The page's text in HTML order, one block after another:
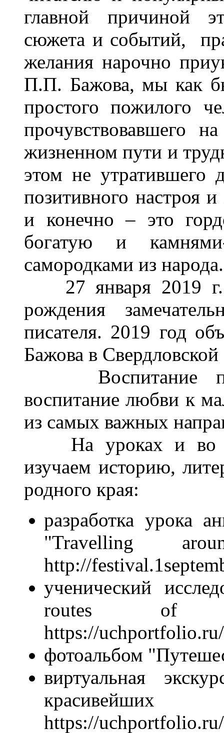
главной причиной
сюжета и событий,
желания нарочно
П.П. Бажова, мы как
простого пожилого
прочувствовавшего
жизненном пути и
этом не утратившего
позитивного настроя
и конечно – это
богатую и
самородками из народа.
27 января 2019 г.
рождения
писателя. 2019 год
Бажова в Свердловской
Воспитание
воспитание любви к
из самых важных
На уроках и во
изучаем историю,
родного края:
разработка урока
"Travelling
http://
ученический
routes
https://
фотоальбом
виртуальная
https://